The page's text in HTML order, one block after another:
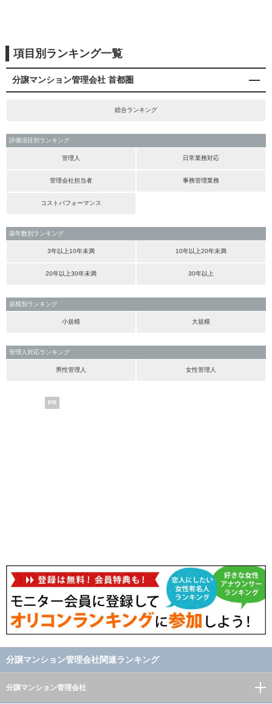
項目別ランキング一覧
分譲マンション管理会社 首都圏
総合ランキング
評価項目別ランキング
管理人 日常業務対応
管理会社担当者 事務管理業務
コストパフォーマンス
築年数別ランキング
3年以上10年未満 10年以上20年未満
20年以上30年未満 30年以上
規模別ランキング
小規模 大規模
管理人対応ランキング
男性管理人 女性管理人
PR
分譲マンション管理会社関連ランキング
分譲マンション管理会社